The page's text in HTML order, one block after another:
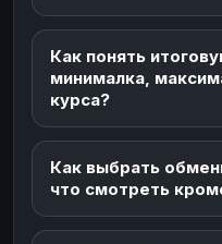
Как понять
минималка,
курса?
Как выбрать
что смотреть